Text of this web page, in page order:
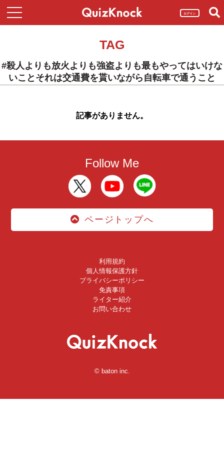
ログイン
TAG
#殺人よりも放火よりも強盗よりも最もやってはいけな
いことそれは交通費を貰いながら自転車で通うこと
記事がありません。
Follow Me
ページトップへ
利用規約
個人情報保護方針
プライバシーポリシー
免責事項
ライター紹介
お問い合わせ
© baton inc.